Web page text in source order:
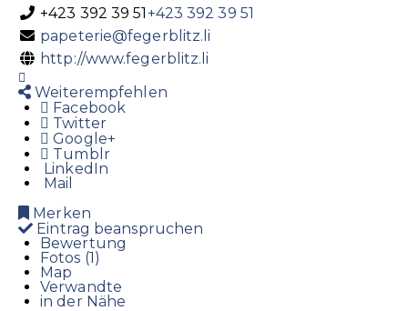
+423 392 39 51+423 392 39 51
papeterie@fegerblitz.li
http://www.fegerblitz.li
Weiterempfehlen
Facebook
Twitter
Google+
Tumblr
LinkedIn
Mail
Merken
Eintrag beanspruchen
Bewertung
Fotos (1)
Map
Verwandte
in der Nähe